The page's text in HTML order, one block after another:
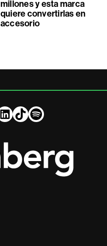
millones y esta marca
quiere convertirlas en
accesorio